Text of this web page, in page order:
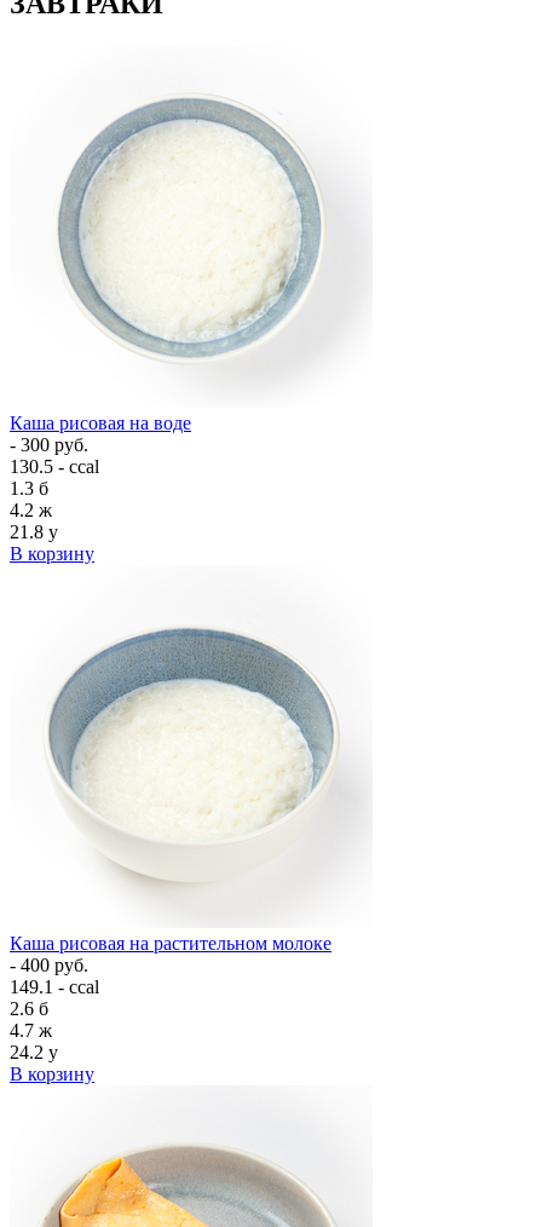
Каша рисовая на воде
- 300 руб.
130.5 - ccal
1.3 б
4.2 ж
21.8 у
В корзину
Каша рисовая на растительном молоке
- 400 руб.
149.1 - ccal
2.6 б
4.7 ж
24.2 у
В корзину